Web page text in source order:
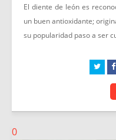
El diente de león es
un buen antioxidante;
su popularidad paso a ser
0